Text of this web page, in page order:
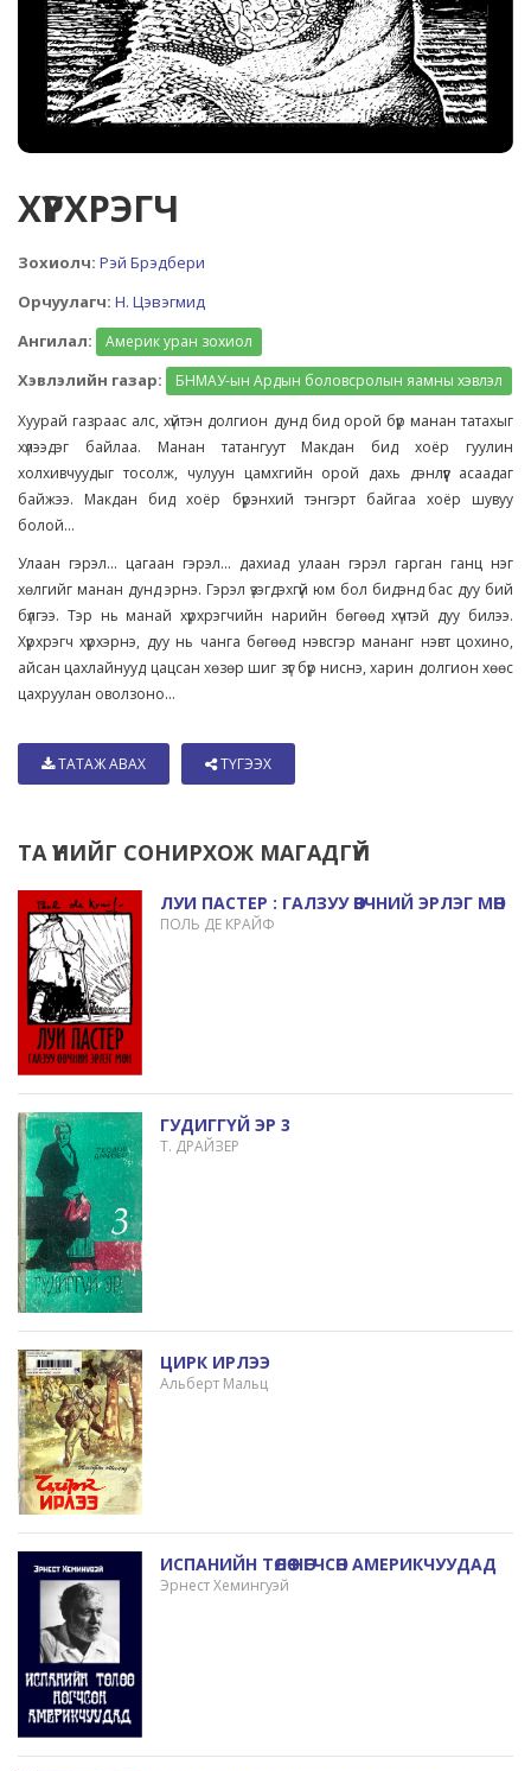
ХҮРХРЭГЧ
Зохиолч: Рэй Брэдбери
Орчуулагч: Н. Цэвэгмид
Ангилал:
Америк уран зохиол
Хэвлэлийн газар:
БНМАУ-ын Ардын боловсролын яамны хэвлэл
Хуурай газраас алс, хүйтэн долгион дунд бид орой бүр манан татахыг
хүлээдэг байлаа. Манан татангуут Макдан бид хоёр гуулин
холхивчуудыг тосолж, чулуун цамхгийн орой дахь дэнлүүг асаадаг
байжээ. Макдан бид хоёр бүрэнхий тэнгэрт байгаа хоёр шувуу
болой...
Улаан гэрэл... цагаан гэрэл... дахиад улаан гэрэл гарган ганц нэг
хөлгийг манан дунд эрнэ. Гэрэл үзэгдэхгүй юм бол бидэнд бас дуу бий
бүлгээ. Тэр нь манай хүрхрэгчийн нарийн бөгөөд хүчтэй дуу билээ.
Хүрхрэгч хүрхэрнэ, дуу нь чанга бөгөөд нэвсгэр мананг нэвт цохино,
айсан цахлайнууд цацсан хөзөр шиг зүг бүр ниснэ, харин долгион хөөс
цахруулан оволзоно...
ТАТАЖ АВАХ ТҮГЭЭХ
ТА ҮҮНИЙГ СОНИРХОЖ МАГАДГҮЙ
ЛУИ ПАСТЕР : ГАЛЗУУ ӨВЧНИЙ ЭРЛЭГ МӨН
ПОЛЬ ДЕ КРАЙФ
ГУДИГГҮЙ ЭР 3
Т. ДРАЙЗЕР
ЦИРК ИРЛЭЭ
Альберт Мальц
ИСПАНИЙН ТӨЛӨӨ НӨГЧСӨН АМЕРИКЧУУДАД
Эрнест Хемингуэй